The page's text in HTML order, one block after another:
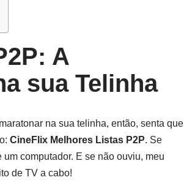
A
sua Telinha
na sua telinha, então, senta que
CineFlix Melhores Listas P2P. Se
computador. E se não ouviu, meu
de TV a cabo!